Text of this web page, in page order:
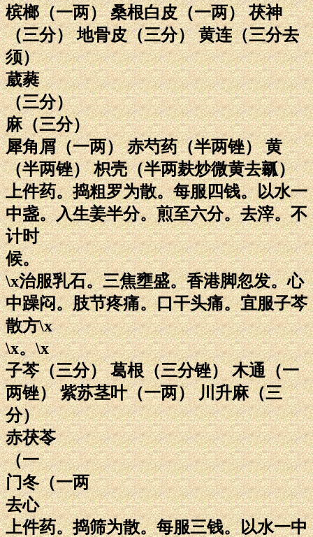
槟榔（一两） 桑根白皮（一两） 茯神
（三分） 地骨皮（三分） 黄连（三分去
须）
葳蕤
（三分）
麻（三分）
犀角屑（一两） 赤芍药（半两锉） 黄
（半两锉） 枳壳（半两麸炒微黄去瓤）
上件药。捣粗罗为散。每服四钱。以水一
中盏。入生姜半分。煎至六分。去滓。不
计时
候。
\x治服乳石。三焦壅盛。香港脚忽发。心
中躁闷。肢节疼痛。口干头痛。宜服子芩
散方\x
\x。\x
子芩（三分） 葛根（三分锉） 木通（一
两锉） 紫苏茎叶（一两） 川升麻（三
分）
赤茯苓
（一
门冬（一两
去心
上件药。捣筛为散。每服三钱。以水一中